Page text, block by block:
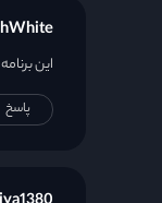
این
پاسخ